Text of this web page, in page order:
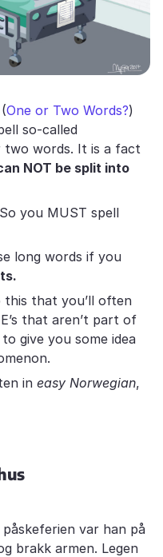
One or Two Words?)
so-called
two words. It is a fact
NOT be split into
you MUST spell
long words if you
this that you’ll often
that aren’t part of
give you some idea
in easy Norwegian,
var han på
brakk armen. Legen